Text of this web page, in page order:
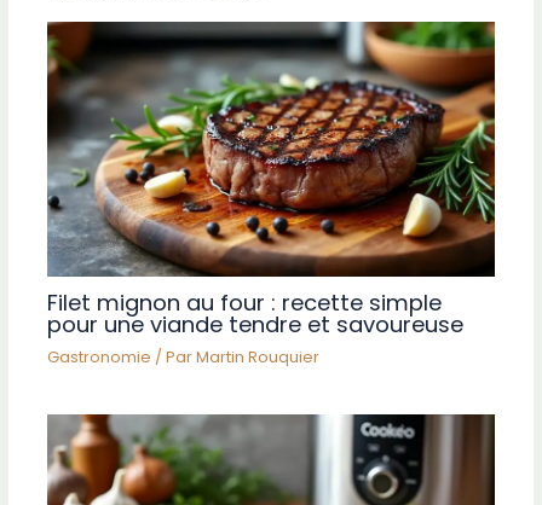
Filet mignon au four : recette simple
pour une viande tendre et savoureuse
Gastronomie / ParMartin Rouquier